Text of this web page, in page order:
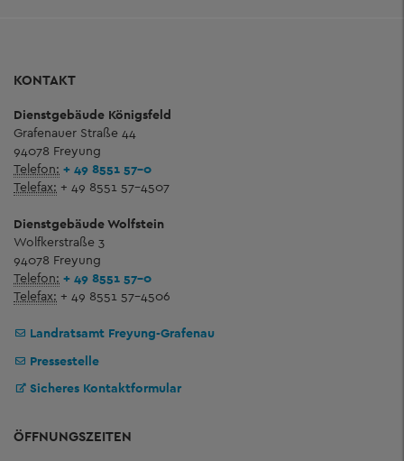
KONTAKT
Dienstgebäude Königsfeld
Grafenauer Straße 44
94078 Freyung
Telefon: + 49 8551 57-0
Telefax: + 49 8551 57-4507
Dienstgebäude Wolfstein
Wolfkerstraße 3
94078 Freyung
Telefon: + 49 8551 57-0
Telefax: + 49 8551 57-4506
Landratsamt Freyung-Grafenau
Pressestelle
Sicheres Kontaktformular
ÖFFNUNGSZEITEN